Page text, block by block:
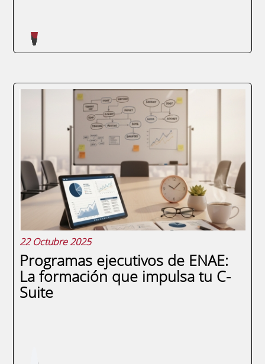
En un mundo cada vez más conectado,
España se está consolidando como un
imán para el talento internacional. Las
empresas españolas, desde startups hasta
grandes multinacionales, buscan
incorporar profesionales con diferentes
perspectivas que...
22 Octubre 2025
Programas ejecutivos de ENAE:
La formación que impulsa tu C-
Suite
Sobrescribir